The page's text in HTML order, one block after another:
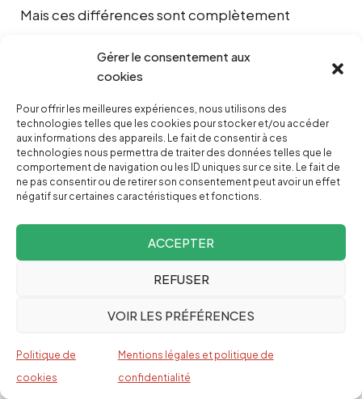
Gérer le consentement aux
cookies
Pour offrir les meilleures expériences, nous utilisons des
technologies telles que les cookies pour stocker et/ou accéder
aux informations des appareils. Le fait de consentir à ces
technologies nous permettra de traiter des données telles que le
comportement de navigation ou les ID uniques sur ce site. Le fait de
ne pas consentir ou de retirer son consentement peut avoir un effet
négatif sur certaines caractéristiques et fonctions.
ACCEPTER
REFUSER
VOIR LES PRÉFÉRENCES
Politique de
cookies
Mentions légales et politique de
confidentialité
Mais ces différences sont complètement
En fait, le pouvoir a pour objectif d’amplifier ces
différences triviales pour les faire ressembler à
des différences majeures. Mais, quel que soit le
parti qui accède au «pouvoir», les entreprises
continueront de spolier et de détruire la planète,
elles continueront de nous conduire dans des
guerres à but lucratif et continueront à accumuler
de vastes richesses largement non
démocrate ont atteint leurs positions actuelles –